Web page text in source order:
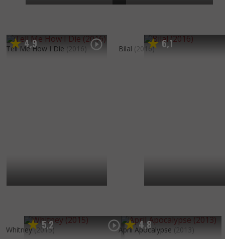
4,9
Tell Me How I Die (2016) 6,1
Bilal (2016)
5,2
Whitney (2015) 4,8
April Apocalypse (2013)